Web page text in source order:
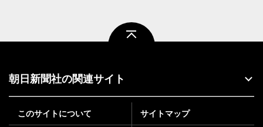
朝日新聞社の関連サイト
このサイトについて サイトマップ